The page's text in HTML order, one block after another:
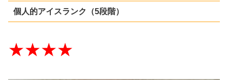
個人的アイスランク（5段階）
★★★★